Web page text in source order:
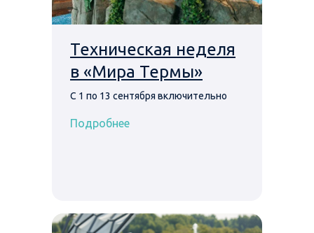
Техническая неделя
в «Мира Термы»
С 1 по 13 сентября включительно
Подробнее